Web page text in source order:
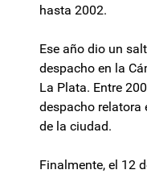
hasta 2002.
Ese año dio un
despacho en la
La Plata. Entre
despacho relatora
de la ciudad.
Finalmente, el 12